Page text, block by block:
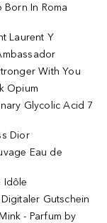
Born In Roma
Laurent Y
With You
Opium
Glycolic Acid 7
Dior
Eau de
Idôle
Gutschein
- Parfum by